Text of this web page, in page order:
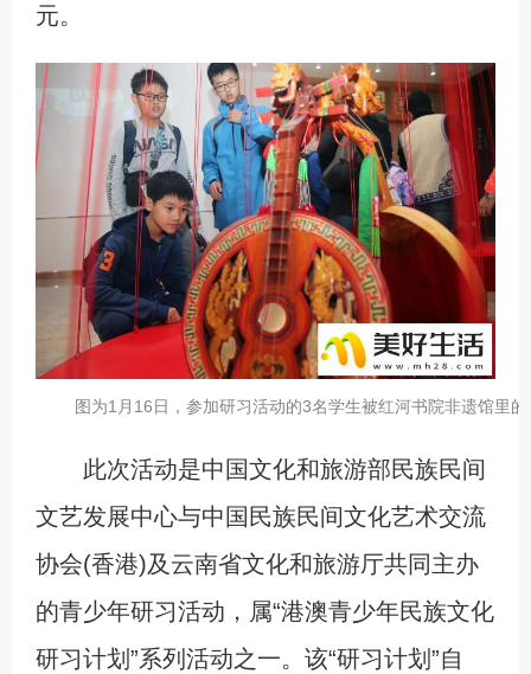
元。
图为1月16日，参加研习活动的3名学生被红河书院非遗馆里
此次活动是中国文化和旅游部民族民间
文艺发展中心与中国民族民间文化艺术交流
协会(香港)及云南省文化和旅游厅共同主办
的青少年研习活动，属“港澳青少年民族文化
研习计划”系列活动之一。该“研习计划”自